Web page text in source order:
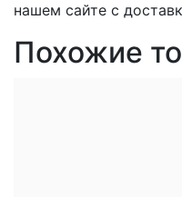
нашем сайте с
Похожие